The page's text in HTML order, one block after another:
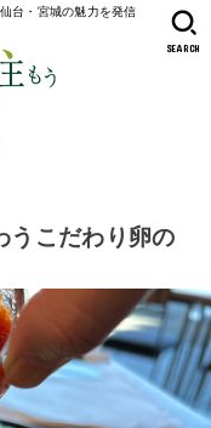
台・宮城の魅力を発信
SEARCH
うこだわり卵の